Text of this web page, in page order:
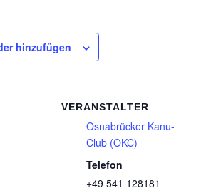
hinzufügen
VERANSTALTER
Osnabrücker Kanu-
Club (OKC)
Telefon
+49 541 128181